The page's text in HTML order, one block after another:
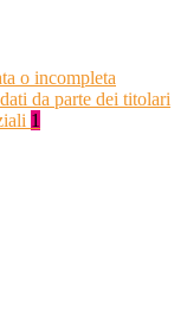
o incompleta
da parte dei titolari
1